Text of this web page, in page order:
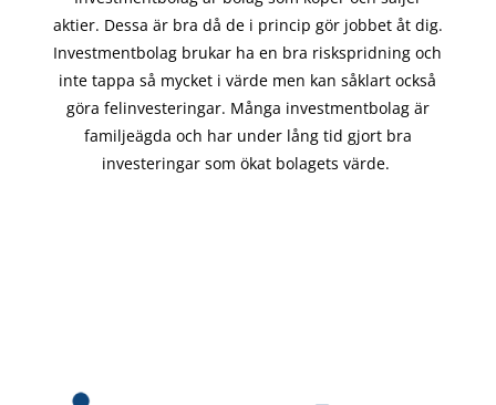
aktier. Dessa är bra då de i princip görjobbet åt dig.
Investmentbolag brukar ha en bra riskspridning och
inte tappa så mycket i värde men kan såklart också
göra felinvesteringar. Många investmentbolag är
familjeägda och har under lång tid gjort bra
investeringar som ökat bolagets värde.